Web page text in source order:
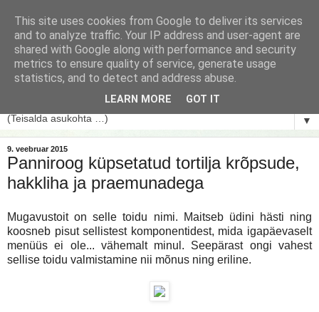
▼
9. veebruar 2015
Panniroog küpsetatud tortilja krõpsude,
hakkliha ja praemunadega
Mugavustoit on selle toidu nimi. Maitseb üdini hästi ning
koosneb pisut sellistest komponentidest, mida igapäevaselt
menüüs ei ole... vähemalt minul. Seepärast ongi vahest
sellise toidu valmistamine nii mõnus ning eriline.
This site uses cookies from Google to deliver its services
and to analyze traffic. Your IP address and user-agent are
shared with Google along with performance and security
metrics to ensure quality of service, generate usage
statistics, and to detect and address abuse.
LEARN MORE GOT IT